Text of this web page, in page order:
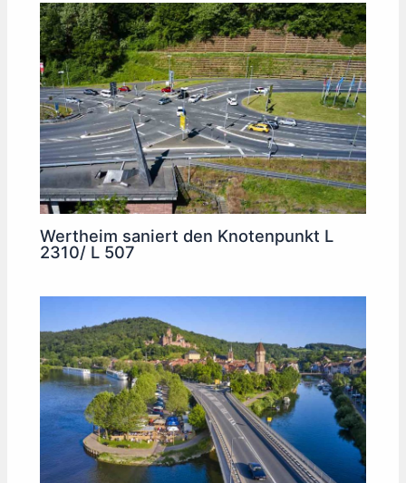
Wertheim saniert den Knotenpunkt L
2310/ L 507